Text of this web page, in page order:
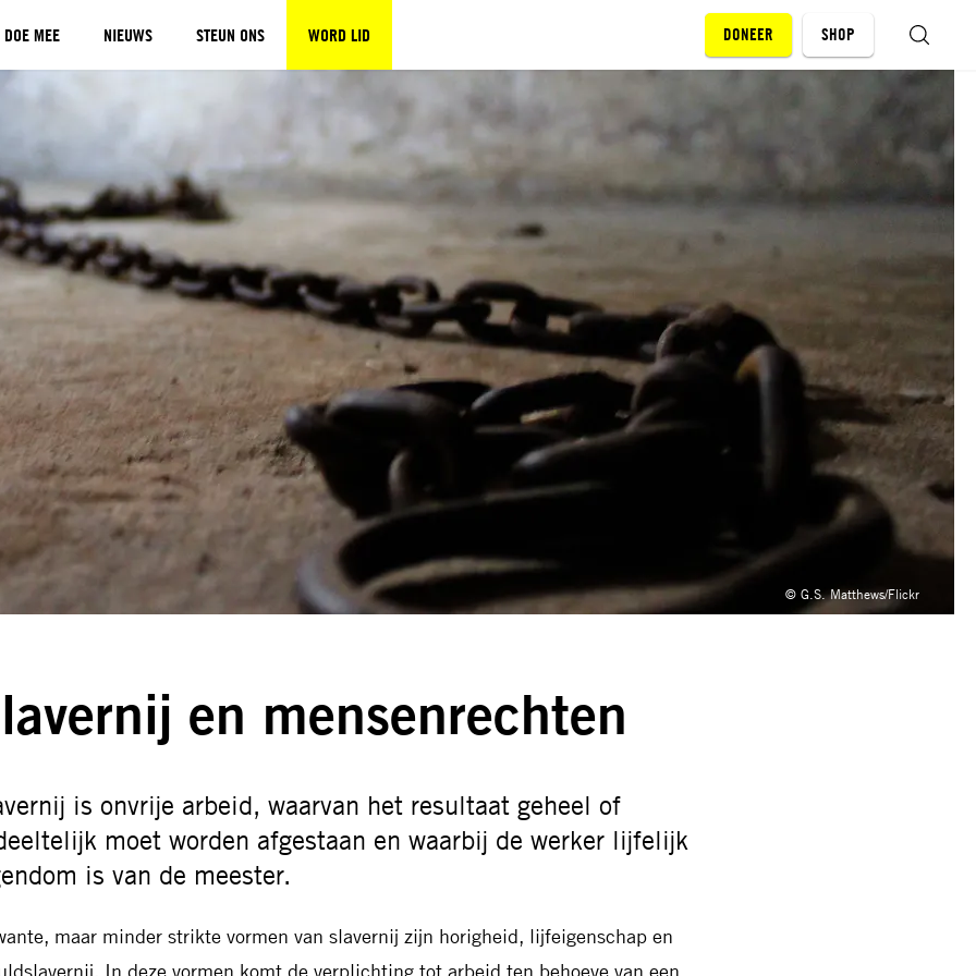
DOE MEE NIEUWS STEUN ONS WORD LID DONEER SHOP
© G.S. Matthews/Flickr
en mensenrechten
is onvrije arbeid, waarvan het resultaat geheel of
moet worden afgestaan en waarbij de werker lijfelijk
is van de meester.
maar minder strikte vormen van slavernij zijn horigheid, lijfeigenschap en
In deze vormen komt de verplichting tot arbeid ten behoeve van een